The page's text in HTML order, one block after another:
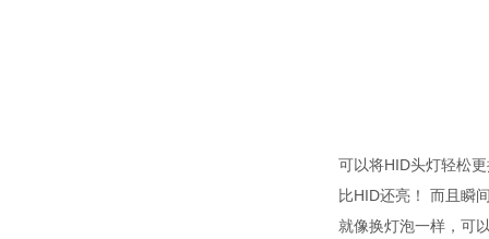
可以将HID头灯轻松
比HID还亮！ 而且瞬
就像换灯泡一样，可